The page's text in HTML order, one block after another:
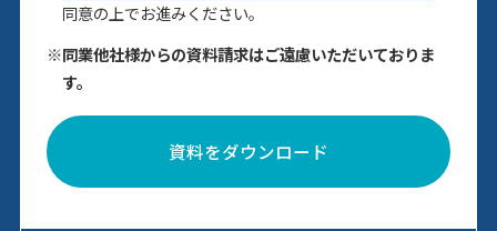
同意の上でお進みください。
※同業他社様からの資料請求はご遠慮いただいておりま
す。
資料をダウンロード